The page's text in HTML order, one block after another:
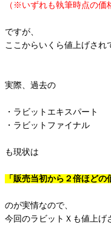
（※いずれも執筆時点の価
ですが、
ここからいくら値上げされ
実際、過去の
・ラビットエキスパート
・ラビットファイナル
も現状は
「販売当初から２倍ほどの
のが実情なので、
今回のラビットＸも値上げ